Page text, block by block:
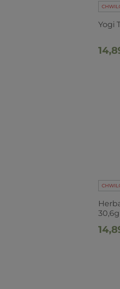
Yogi
30,6g